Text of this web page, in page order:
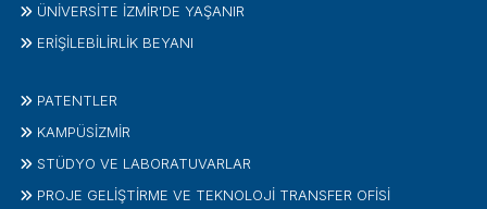
ÜNİVERSİTE İZMİR'DE YAŞANIR
ERİŞİLEBİLİRLİK BEYANI
PATENTLER
KAMPÜSİZMIR
STÜDYO VE LABORATUVARLAR
PROJE GELIŞTIRME VE TEKNOLOJI TRANSFER OFISI